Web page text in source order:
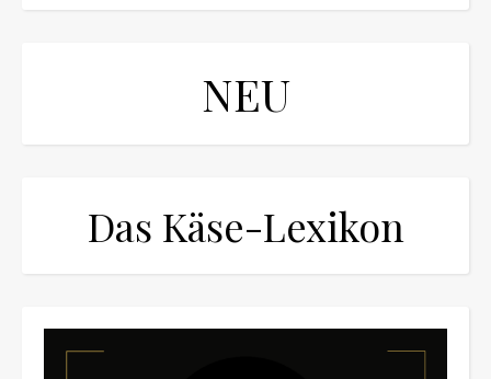
NEU
Das Käse-Lexikon